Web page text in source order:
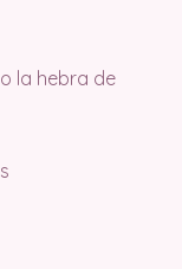
la hebra de